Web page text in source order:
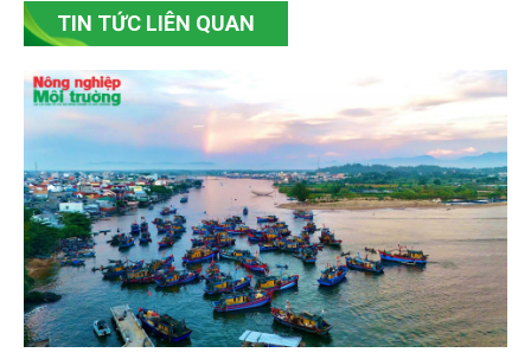
TIN TỨC LIÊN QUAN